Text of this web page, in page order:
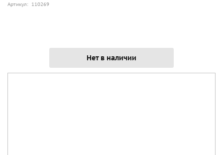
Артикул: 110269
Нет в наличии